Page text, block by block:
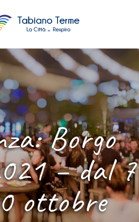
Borgo
– dal 7
ottobre